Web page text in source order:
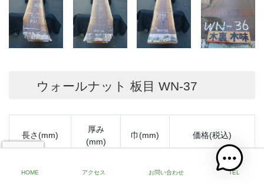
ウォールナット 板目 WN-37
長さ(mm)
厚み
(mm)
巾(mm) 価格(税込)
2300 40 300 49,183円
HOME アクセス お問い合わせ TEL